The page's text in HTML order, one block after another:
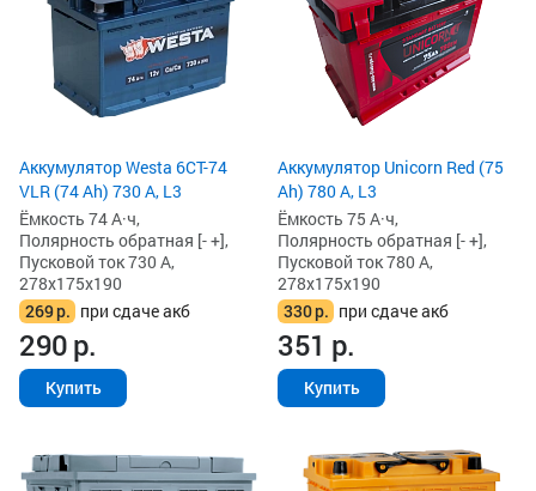
Аккумулятор Westa 6СТ-74
VLR (74 Ah) 730 А, L3
Ёмкость 74 А·ч,
Полярность обратная [- +],
Пусковой ток 730 А,
278x175x190
269р. при сдаче акб
290р.
Купить
Аккумулятор Unicorn Red (75
Ah) 780 А, L3
Ёмкость 75 А·ч,
Полярность обратная [- +],
Пусковой ток 780 А,
278x175x190
330р. при сдаче акб
351 р.
Купить